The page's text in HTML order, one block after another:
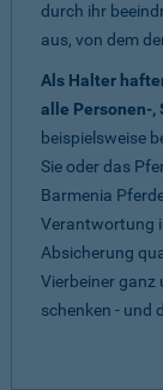
durch ihr
aus, von dem
Als Halter
alle Personen-,
beispielsweise
Sie oder das
Barmenia
Verantwortung
Absicherung
Vierbeiner ganz
schenken - und